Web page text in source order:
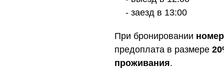
- заезд в 13:00
При бронировании
предоплата в размере
проживания.